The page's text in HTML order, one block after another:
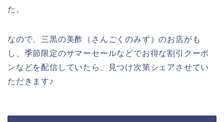
た。
なので、三黒の美酢（さんごくのみず）のお店がも
し、季節限定のサマーセールなどでお得な割引クーポ
ンなどを配信していたら、見つけ次第シェアさせてい
ただきます♪